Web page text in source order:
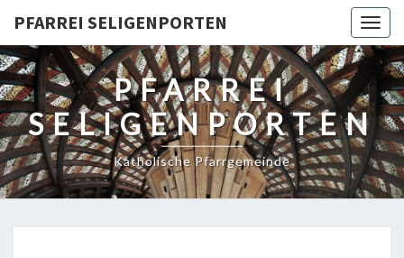
PFARREI SELIGENPORTEN
PFARREI
SELIGENPORTEN
Katholische Pfarrgemeinde